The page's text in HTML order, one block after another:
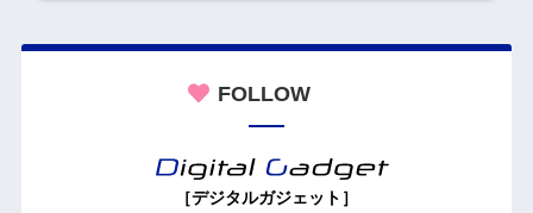
FOLLOW
［デジタルガジェット］